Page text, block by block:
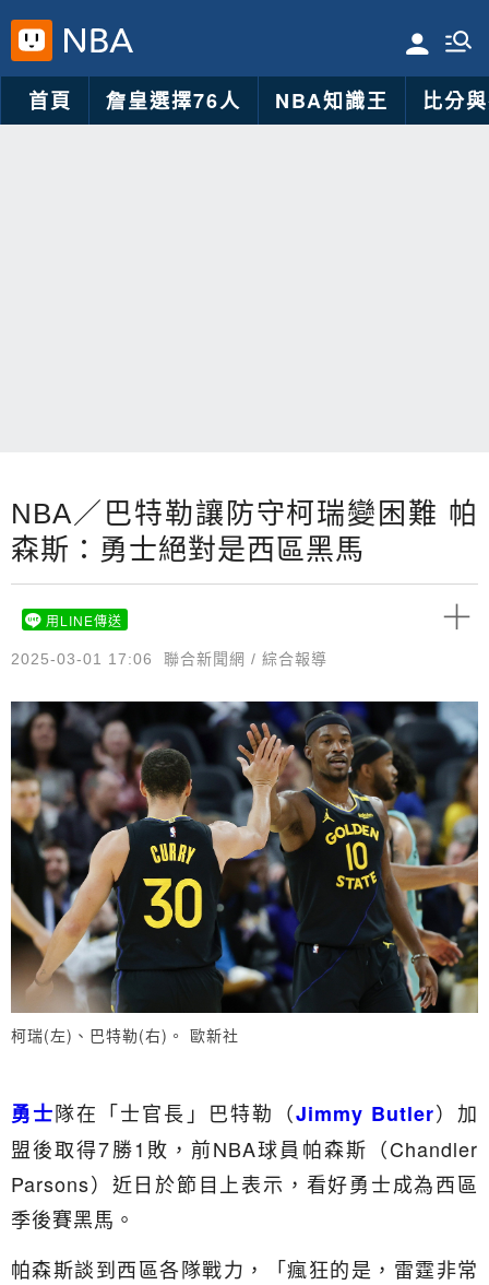
首頁 詹皇選擇76人 NBA知識王 比分
NBA／巴特勒讓防守柯瑞變困難 帕
森斯：勇士絕對是西區黑馬
2025-03-01 17:06 聯合新聞網 / 綜合報導
用LINE傳送
柯瑞(左)、巴特勒(右)。 歐新社
勇士隊在「士官長」巴特勒（Jimmy Butler）加
盟後取得7勝1敗，前NBA球員帕森斯（Chandler
Parsons）近日於節目上表示，看好勇士成為西區
季後賽黑馬。
帕森斯談到西區各隊戰力，「瘋狂的是，雷霆非常